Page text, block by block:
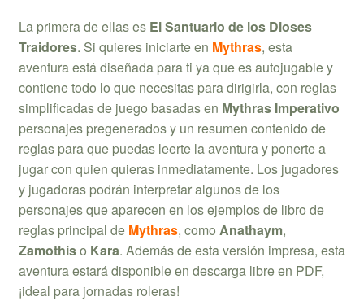
La primera de ellas es El Santuario de los Dioses
Traidores. Si quieres iniciarte en Mythras, esta
aventura está diseñada para ti ya que es autojugable y
contiene todo lo que necesitas para dirigirla, con reglas
simplificadas de juego basadas en Mythras Imperativo
personajes pregenerados y un resumen contenido de
reglas para que puedas leerte la aventura y ponerte a
jugar con quien quieras inmediatamente. Los jugadores
y jugadoras podrán interpretar algunos de los
personajes que aparecen en los ejemplos de libro de
reglas principal de Mythras, como Anathaym,
Zamothiso Kara. Además de esta versión impresa, esta
aventura estará disponible en descarga libre en PDF,
¡ideal para jornadas roleras!